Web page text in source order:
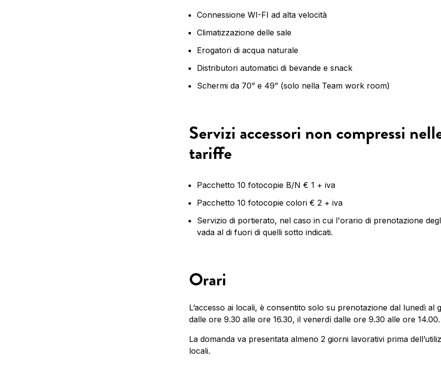
Connessione WI-FI ad alta velocità
Climatizzazione delle sale
Erogatori di acqua naturale
Distributori automatici di bevande e snack
Schermi da 70” e 49” (solo nella Team work room)
Servizi accessori non compressi
tariffe
Pacchetto 10 fotocopie B/N € 1 + iva
Pacchetto 10 fotocopie colori € 2 + iva
Servizio di portierato, nel caso in cui l'orario di prenotazione
vada al di fuori di quelli sotto indicati.
Orari
L’accesso ai locali, è consentito solo su prenotazione dal lunedì al
dalle ore 9.30 alle ore 16.30, il venerdì dalle ore 9.30 alle ore 14.00.
La domanda va presentata almeno 2 giorni lavorativi prima
locali.